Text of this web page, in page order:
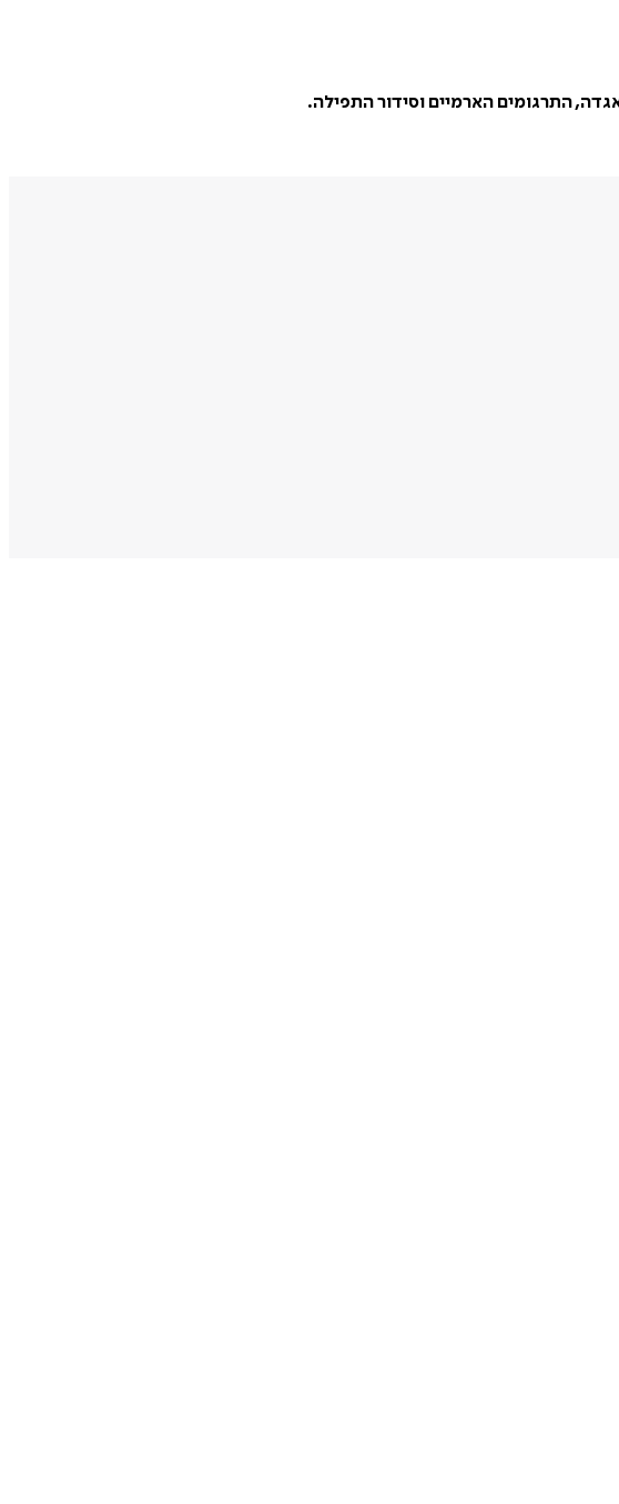
התרגומים הארמיים וסידור התפילה.